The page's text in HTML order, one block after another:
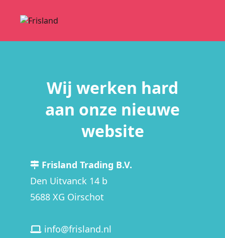
Wij werken hard
aan onze nieuwe
website
Frisland Trading B.V.
Den Uitvanck 14 b
5688 XG Oirschot
info@frisland.nl